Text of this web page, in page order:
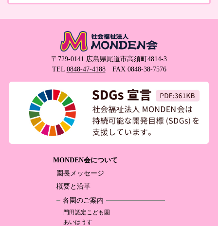
〒729-0141 広島県尾道市高須町4814-3
TEL 0848-47-4188FAX 0848-38-7576
MONDEN会について
園長メッセージ
概要と沿革
各園のご案内
門田認定 こども園
あいはうす